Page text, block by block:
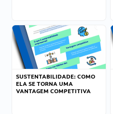
SUSTENTABILIDADE: COMO
ELA SE TORNA UMA
VANTAGEM COMPETITIVA